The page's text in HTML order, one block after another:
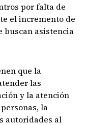
por falta de
el incremento de
buscan asistencia
que la
las
y la atención
la
autoridades al